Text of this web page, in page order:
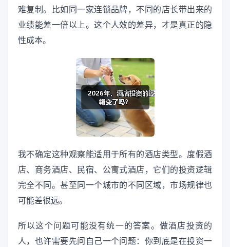
难复制。比如同一家连锁品牌，不同的店长带出来的
业绩能差一倍以上。这个人效的差异，才是真正的隐
性成本。
我不确定这种观察能适用于所有的酒店类型。度假酒
店、商务酒店、民宿、公寓式酒店，它们的投资逻辑
完全不同。甚至同一个城市的不同区域，市场规律也
可能差很远。
所以这个问题可能没有统一的答案。做酒店投资的
人，也许需要先问自己一个问题：你到底是在投资一